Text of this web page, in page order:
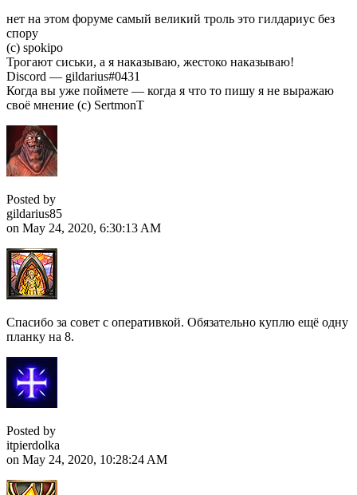
нет на этом форуме самый великий троль это гилдариус без
спору
(с) spokipo
Трогают сиськи, а я наказываю, жестоко наказываю!
Discord — gildarius#0431
Когда вы уже поймете — когда я что то пишу я не выражаю
своё мнение (с) SertmonT
Posted by
gildarius85
on May 24, 2020, 6:30:13 AM
Спасибо за совет с оперативкой. Обязательно куплю ещё одну
планку на 8.
Posted by
itpierdolka
on May 24, 2020, 10:28:24 AM